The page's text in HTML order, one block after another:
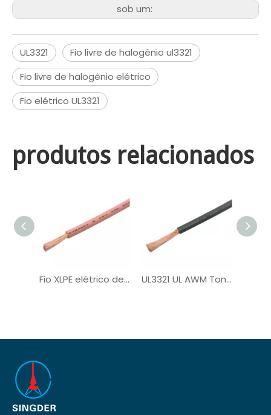
sob um:
UL3321
Fio livre de halogênio ul3321
Fio livre de halogênio elétrico
Fio elétrico UL3321
produtos relacionados
Fio XLPE elétrico de núcleo único UL3321 UL3321 UL AWM Tonned Copper PV Wire